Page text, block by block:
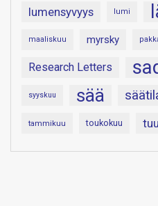
lumensyvyys lumi
maaliskuu myrsky
Research Letters
syyskuu sää
tammikuu toukokuu